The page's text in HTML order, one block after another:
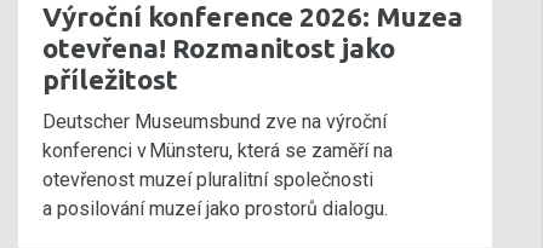
Výroční konference 2026: Muzea
otevřena! Rozmanitost jako
příležitost
Deutscher Museumsbund zve na výroční
konferenci v Münsteru, která se zaměří na
otevřenost muzeí pluralitní společnosti
a posilování muzeí jako prostorů dialogu.